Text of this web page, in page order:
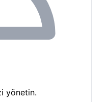
bölgelere kolayca
çıkabilir,
atv turları ve
Nevşehir kamp
yönetin.